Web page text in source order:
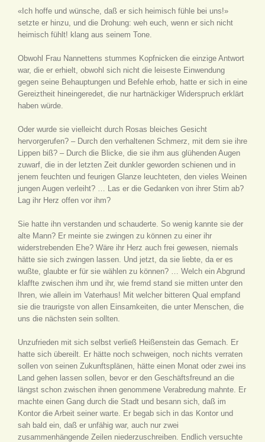
«Ich hoffe und wünsche, daß er sich heimisch fühle bei uns!»
setzte er hinzu, und die Drohung: weh euch, wenn er sich nicht
heimisch fühlt! klang aus seinem Tone.
Obwohl Frau Nannettens stummes Kopfnicken die einzige Antwort
war, die er erhielt, obwohl sich nicht die leiseste Einwendung
gegen seine Behauptungen und Befehle erhob, hatte er sich in eine
Gereiztheit hineingeredet, die nur hartnäckiger Widerspruch erklärt
haben würde.
Oder wurde sie vielleicht durch Rosas bleiches Gesicht
hervorgerufen? – Durch den verhaltenen Schmerz, mit dem sie ihre
Lippen biß? – Durch die Blicke, die sie ihm aus glühenden Augen
zuwarf, die in der letzten Zeit dunkler geworden schienen und in
jenem feuchten und feurigen Glanze leuchteten, den vieles Weinen
jungen Augen verleiht? … Las er die Gedanken von ihrer Stirn ab?
Lag ihr Herz offen vor ihm?
Sie hatte ihn verstanden und schauderte. So wenig kannte sie der
alte Mann? Er meinte sie zwingen zu können zu einer ihr
widerstrebenden Ehe? Wäre ihr Herz auch frei gewesen, niemals
hätte sie sich zwingen lassen. Und jetzt, da sie liebte, da er es
wußte, glaubte er für sie wählen zu können? … Welch ein Abgrund
klaffte zwischen ihm und ihr, wie fremd stand sie mitten unter den
Ihren, wie allein im Vaterhaus! Mit welcher bitteren Qual empfand
sie die traurigste von allen Einsamkeiten, die unter Menschen, die
uns die nächsten sein sollten.
Unzufrieden mit sich selbst verließ Heißenstein das Gemach. Er
hatte sich übereilt. Er hätte noch schweigen, noch nichts verraten
sollen von seinen Zukunftsplänen, hätte einen Monat oder zwei ins
Land gehen lassen sollen, bevor er den Geschäftsfreund an die
längst schon zwischen ihnen genommene Verabredung mahnte. Er
machte einen Gang durch die Stadt und besann sich, daß im
Kontor die Arbeit seiner warte. Er begab sich in das Kontor und
sah bald ein, daß er unfähig war, auch nur zwei
zusammenhängende Zeilen niederzuschreiben. Endlich versuchte